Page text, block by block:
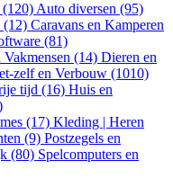
Auto diversen (95)
(12) Caravans en Kamperen
(81)
Vakmensen (14) Dieren en
zelf en Verbouw (1010)
tijd (16) Huis en
(17) Kleding | Heren
(9) Postzegels en
(80) Spelcomputers en